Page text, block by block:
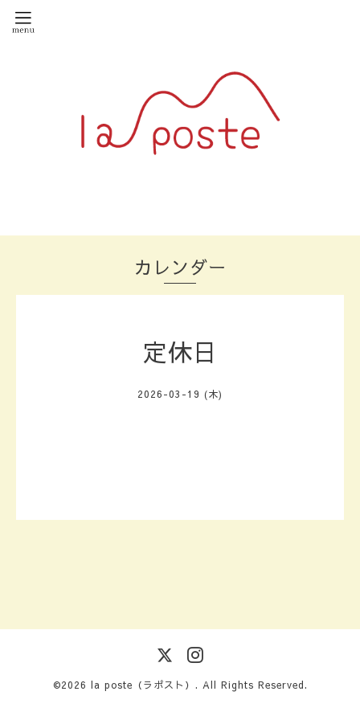
カレンダー
定休日
2026-03-19 (木)
©2026 la poste（ラポスト） . All Rights Reserved.